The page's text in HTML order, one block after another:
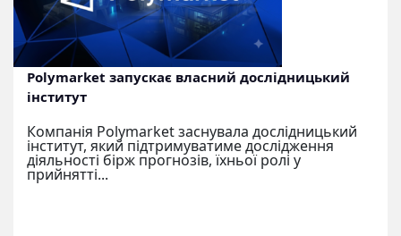
Polymarket запускає власний дослідницький
інститут
Компанія Polymarket заснувала дослідницький
інститут, який підтримуватиме дослідження
діяльності бірж прогнозів, їхньої ролі у
прийнятті...